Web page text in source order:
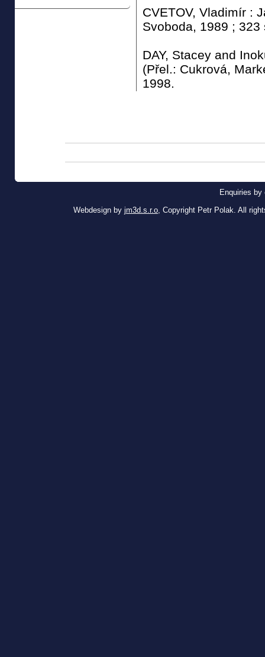
CVETOV, Vladimír :
Svoboda, 1989 ; 323
DAY, Stacey and
(Přel.: Cukrová,
1998.
Enquiries
Webdesign by jm3d.s.r.o, Copyright Petr Polak. All